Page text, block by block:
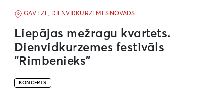
GAVIEZE, DIENVIDKURZEMES NOVADS
Liepājas mežragu kvartets.
Dienvidkurzemes festivāls
“Rimbenieks”
KONCERTS